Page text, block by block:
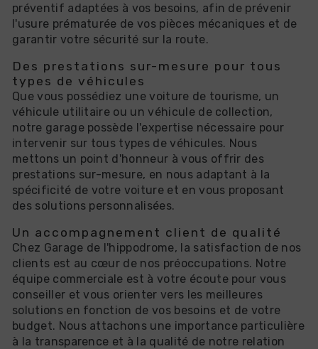
préventif adaptées à vos besoins, afin de prévenir
l'usure prématurée de vos pièces mécaniques et de
garantir votre sécurité sur la route.
Des prestations sur-mesure pour tous
types de véhicules
Que vous possédiez une voiture de tourisme, un
véhicule utilitaire ou un véhicule de collection,
notre garage possède l'expertise nécessaire pour
intervenir sur tous types de véhicules. Nous
mettons un point d'honneur à vous offrir des
prestations sur-mesure, en nous adaptant à la
spécificité de votre voiture et en vous proposant
des solutions personnalisées.
Un accompagnement client de qualité
Chez Garage de l'hippodrome, la satisfaction de nos
clients est au cœur de nos préoccupations. Notre
équipe commerciale est à votre écoute pour vous
conseiller et vous orienter vers les meilleures
solutions en fonction de vos besoins et de votre
budget. Nous attachons une importance particulière
à la transparence et à la qualité de notre relation